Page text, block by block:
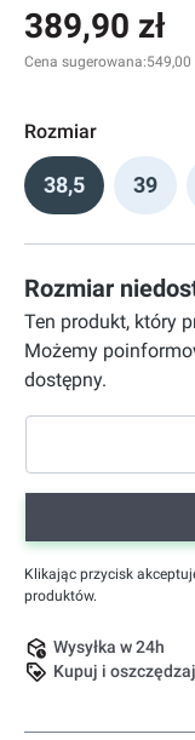
389,90 zł
Cena sugerowana:549,00
Rozmiar
38,5 39
Rozmiar
Ten produkt, który
Możemy
dostępny.
Klikając przycisk
produktów.
Wysyłka w 24h
Kupuj i